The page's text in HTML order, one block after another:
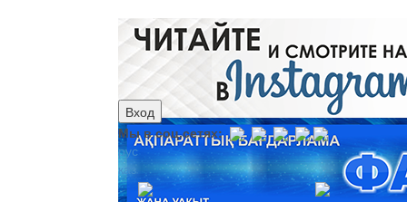
Вход
Мы в соц.сетях:
рус
каз